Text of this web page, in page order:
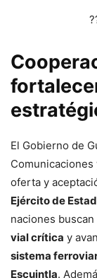
El Gobierno de
oferta y
Ejército de
naciones
vial crítica y
sistema
Escuintla.